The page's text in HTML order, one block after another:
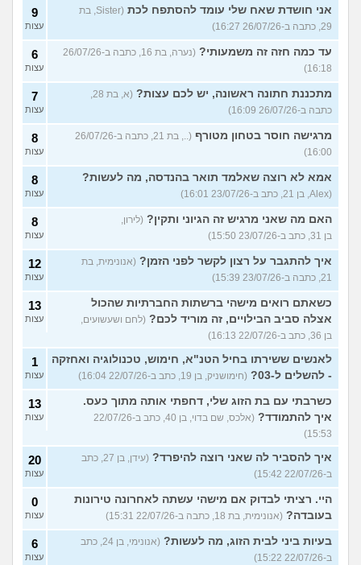
אני חושדת שאח שלי עומד להסתפח לכת
(Sister, בת
29, כתבה ב-26/07/26 16:27)
9
עצות
עד כמה חזה זה משמעותי?
(נערה, בת 16, כתבה ב-26/07/26
16:18)
6
עצות
מתכננת חתונה ראשונה, יש לכם עצות?
(א, בת 28,
כתבה ב-26/07/26 16:09)
7
עצות
מרגישה חוסר בטחון מטורף
(.., בת 21, כתבה ב-26/07/26
16:00)
8
עצות
אמא לא רוצה שאלמד תואר בהנדסה, מה לעשות?
(Alex, בן 21, כתב ב-23/07/26 16:01)
8
עצות
האם מה שאני מרגיש זה הגיוני ותקין? (לירון,
בן 31, כתב ב-23/07/26 15:50)
8
עצות
איך להתגבר על רצון לקשר לפני הזמן? (אנונימית, בת
21, כתבה ב-23/07/26 15:39)
12
עצות
כשאתם רואים מישהי ברשתות החברתיות שהכול
אצלה סביב הבילויים, זה מוריד לכם? (לחם ושעשועים,
בן 36, כתב ב-22/07/26 16:13)
13
עצות
לאנשים ששירתו בחיל הטנ"א, חימוש, טכנולוגיה ואחזקה
- להשלים ל-03?
(חימושניק, בן 19, כתב ב-22/07/26 16:04)
1
עצות
כשרבתי עם בת הזוג שלי, דחפתי אותה מתוך כעס.
איך להתמודד?
(אלכס, שם בדוי, בן 40, כתב ב-22/07/26
15:53)
13
עצות
איך להסביר לה שאני רוצה להיפרד?
(עידן, בן 27, כתב
ב-22/07/26 15:42)
20
עצות
היי. רציתי לבדוק אם מישהי עשתה לאחרונה טירונות
בעובדה? (אנונימית, בת 18, כתבה ב-22/07/26 15:31)
0
עצות
בעיות ביני לבית הזוג, מה לעשות?
(אנונימי, בן 24, כתב
ב-22/07/26 15:22)
6
עצות